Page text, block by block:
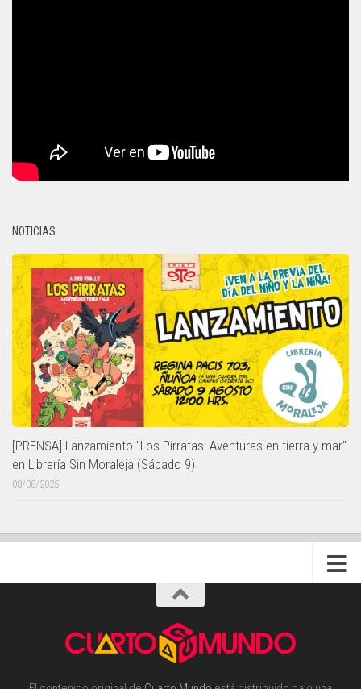
NOTICIAS
[PRENSA] Lanzamiento "Los Pirratas: Aventuras en tierra y mar"
en Librería Sin Moraleja (Sábado 9)
08/08/2025